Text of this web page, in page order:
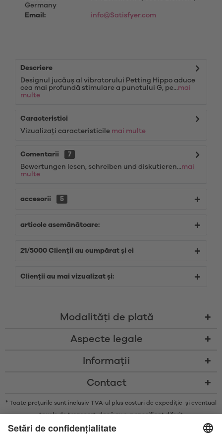
Germany
Email:
info@Satisfyer.com
Descriere
Designul jucăuș al vibratorului Petting Hippo aduce
cea mai profundă stimulare a punctului G, pe...mai
multe
Caracteristici
Vizualizați caracteristicile mai multe
Comentarii
7
Bewertungen lesen, schreiben und diskutieren...mai
multe
accesorii 5
articole asemănătoare:
21/5000 Clienții au cumpărat și ei
Clienții au mai vizualizat și:
Modalităţi de plată
Aspecte legale
Informații
Contact
* Toate prețurile sunt inclusiv TVA-ul plus costuri de expediție și eventual
taxele de transport, dacă nu s-a specificat diferit
* Marca și logo-urile Bluetooth® sunt mărci comerciale înregistrate